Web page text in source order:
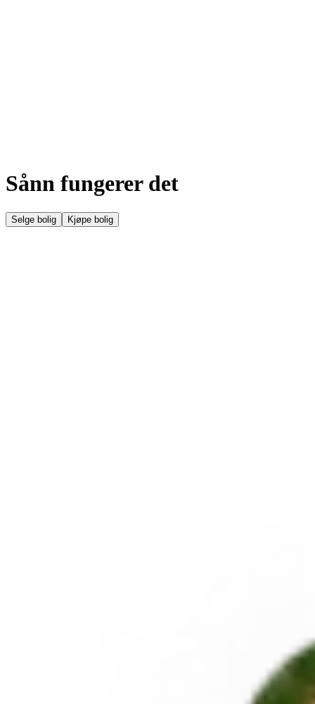
Sånn fungerer det
Selge bolig Kjøpe bolig